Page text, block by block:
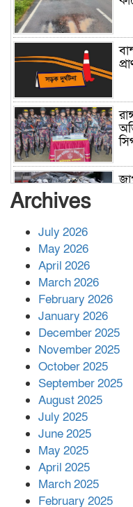
পর
Archives
July 2026
May 2026
April 2026
March 2026
February 2026
January 2026
December 2025
November 2025
October 2025
September 2025
August 2025
July 2025
June 2025
May 2025
April 2025
March 2025
February 2025